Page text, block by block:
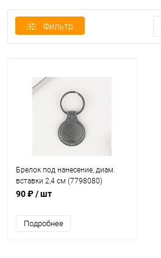
Фильтр
Брелок под нанесение, диам.
вставки 2,4 см (7798080)
90 ₽/ шт
Подробнее